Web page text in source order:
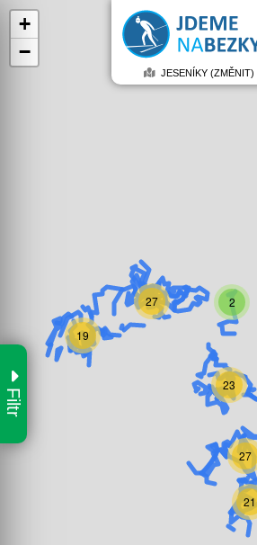
JESENÍKY (ZMĚNIT)
Filtr
2
21
19
27
23
27
+
−